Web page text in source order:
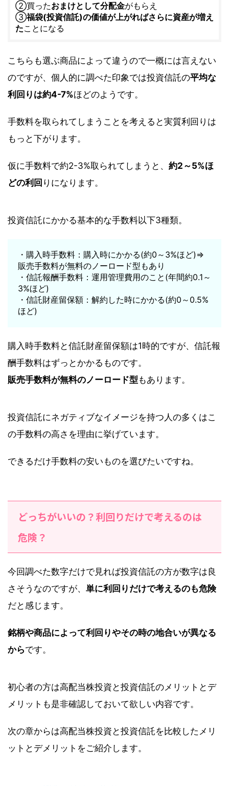
②買ったおまけとして分配金がもらえ
③福袋(投資信託)の価値が上がればさらに資産が増え
たことになる
こちらも選ぶ商品によって違うので一概には言えない
のですが、個人的に調べた印象では投資信託の平均な
利回りは約4-7%ほどのようです。
手数料を取られてしまうことを考えると実質利回りは
もっと下がります。
仮に手数料で約2-3%取られてしまうと、 約2～5%ほ
どの利回 りになります。
投資信託にかかる基本的な手数料以下3種類。
・購入時手数料：購入時にかかる(約0～3%ほど)⇒
販売手数料が無料のノーロード型もあり
・信託報酬手数料：運用管理費用のこと(年間約0.1～
3%ほど)
・信託財産留保額：解約した時にかかる(約0～0.5%
ほど)
購入時手数料と信託財産留保額は1時的ですが、信託報
酬手数料はずっとかかるものです。
販売手数料が無料のノーロード型 もあります。
投資信託にネガティブなイメージを持つ人の多くはこ
の手数料の高さを理由に挙げています。
できるだけ手数料の安いものを選びたいですね。
どっちがいいの？利回りだけで考えるのは
危険？
今回調べた数字だけで見れば投資信託の方が数字は良
さそうなのですが、 単に利回りだけで考えるのも危険
だと感じます。
銘柄や商品によって利回りやその時の地合いが異なる
からです。
初心者の方は高配当株投資と投資信託のメリットとデ
メリットも是非確認しておいて欲しい内容です。
次の章からは高配当株投資と投資信託を比較したメリ
ットとデメリットをご紹介します。